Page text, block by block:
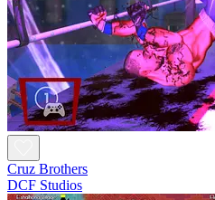
Cruz Brothers
DCF Studios